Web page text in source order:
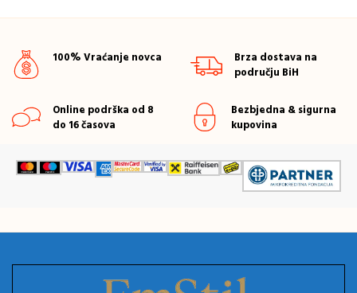
100% Vraćanje novca
Brza dostava na
području BiH
Online podrška od 8
do 16 časova
Bezbjedna & sigurna
kupovina